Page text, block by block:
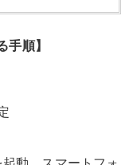
対応の
最新の
対応解像
ル
なし